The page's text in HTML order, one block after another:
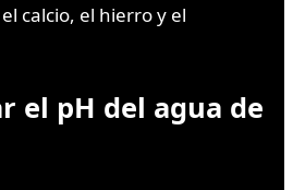
calcio, el hierro y el
el pH del agua de